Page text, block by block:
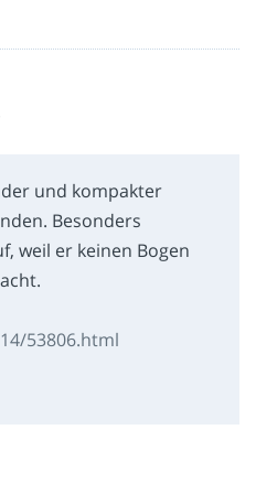
und kompakter
Besonders
weil er keinen Bogen
53806.html